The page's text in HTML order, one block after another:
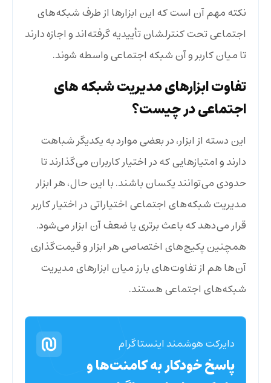
نکته مهم آن است که این ابزارها از طرف شبکه‌های
اجتماعی تحت کنترلشان تأییدیه گرفته‌اند و اجازه دارند
تا میان کاربر و آن شبکه اجتماعی واسطه شوند.
تفاوت ابزارهای مدیریت شبکه های
اجتماعی در چیست؟
این دسته از ابزار، در بعضی موارد به یکدیگر شباهت
دارند و امتیازهایی که در اختیار کاربران می‌گذارند تا
حدودی می‌توانند یکسان باشند. با این حال، هر ابزار
مدیریت شبکه‌های اجتماعی اختیاراتی در اختیار کاربر
قرار می‌دهد که باعث برتری یا ضعف آن ابزار می‌شود.
همچنین پکیج‌های اختصاصی هر ابزار و قیمت‌گذاری
آن‌ها هم از تفاوت‌های بارز میان ابزارهای مدیریت
شبکه‌های اجتماعی هستند.
دایرکت هوشمند اینستاگرام
پاسخ خودکار به کامنت‌ها و